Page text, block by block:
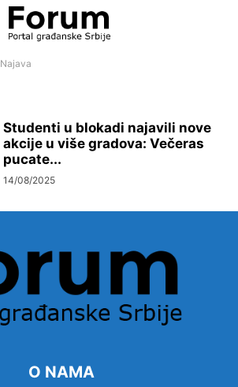
Najava
Studenti u blokadi najavili nove
akcije u više gradova: Večeras
pucate...
14/08/2025
O NAMA